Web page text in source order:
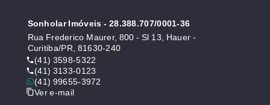
Sonholar Imóveis - 28.388.707/0001-36
Rua Frederico Maurer, 800 - Sl 13, Hauer -
Curitiba/PR, 81630-240
(41) 3598-5322
(41) 3133-0123
(41) 99655-3972
Ver e-mail